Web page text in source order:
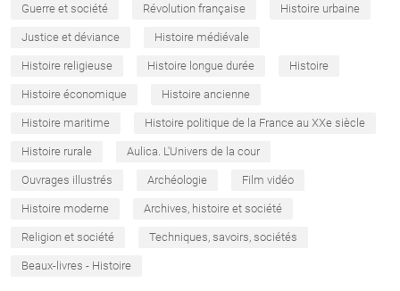
Guerre et société Révolution française Histoire urbaine
Justice et déviance Histoire médiévale
Histoire religieuse Histoire longue durée Histoire
Histoire économique Histoire ancienne
Histoire maritime Histoire politique de la France au XXe siècle
Histoire rurale Aulica. L'Univers de la cour
Ouvrages illustrés Archéologie Film vidéo
Histoire moderne Archives, histoire et société
Religion et société Techniques, savoirs, sociétés
Beaux-livres - Histoire